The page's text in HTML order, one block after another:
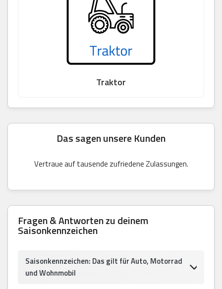
Traktor
Das sagen unsere Kunden
Vertraue auf tausende zufriedene Zulassungen.
Fragen & Antworten zu deinem
Saisonkennzeichen
Saisonkennzeichen: Das gilt für Auto, Motorrad
und Wohnmobil